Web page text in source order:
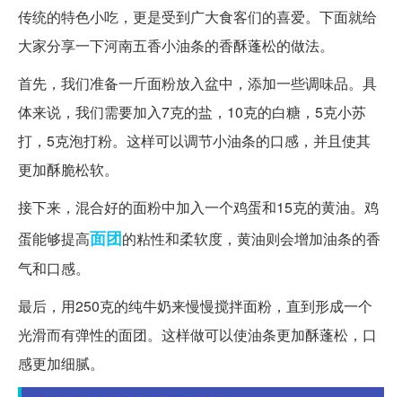
传统的特色小吃，更是受到广大食客们的喜爱。下面就给
大家分享一下河南五香小油条的香酥蓬松的做法。
首先，我们准备一斤面粉放入盆中，添加一些调味品。具
体来说，我们需要加入7克的盐，10克的白糖，5克小苏
打，5克泡打粉。这样可以调节小油条的口感，并且使其
更加酥脆松软。
接下来，混合好的面粉中加入一个鸡蛋和15克的黄油。鸡
蛋能够提高面团的粘性和柔软度，黄油则会增加油条的香
气和口感。
最后，用250克的纯牛奶来慢慢搅拌面粉，直到形成一个
光滑而有弹性的面团。这样做可以使油条更加酥蓬松，口
感更加细腻。